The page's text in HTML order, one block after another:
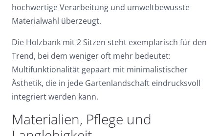
hochwertige Verarbeitung und umweltbewusste
Materialwahl überzeugt.
Die Holzbank mit 2 Sitzen steht exemplarisch für den
Trend, bei dem weniger oft mehr bedeutet:
Multifunktionalität gepaart mit minimalistischer
Ästhetik, die in jede Gartenlandschaft eindrucksvoll
integriert werden kann.
Materialien, Pflege und